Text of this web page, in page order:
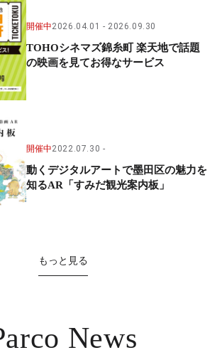
開催中2026.04.01 2026.09.30
TOHOシネマズ錦糸町 楽天地で話題
の映画を見てお得なサービス
開催中2022.07.30
動くデジタルアートで墨田区の魅力を
知るAR「すみだ観光案内板」
もっと見る
News